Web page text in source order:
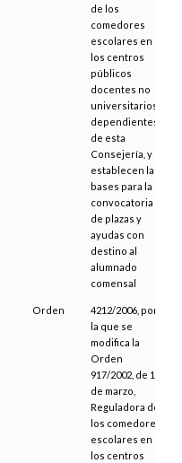
de los
comedores
escolares en
los centros
públicos
docentes no
universitarios
dependientes
de esta
Consejería, y se
establecen las
bases para la
convocatoria
de plazas y
ayudas con
destino al
alumnado
comensal
Orden
4212/2006, por
la que se
modifica la
Orden
917/2002, de 14
de marzo,
Reguladora de
los comedores
escolares en
los centros